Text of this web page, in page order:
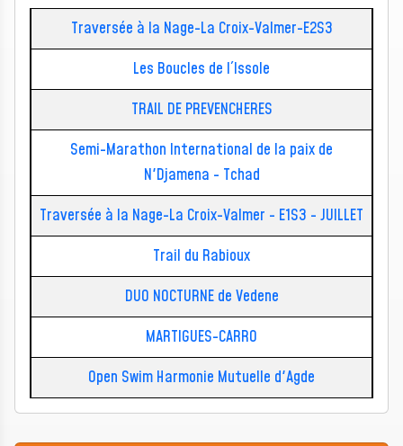
Traversée à la Nage-La Croix-Valmer-E2S3
Les Boucles de l´Issole
TRAIL DE PREVENCHERES
Semi-Marathon International de la paix de
N'Djamena - Tchad
Traversée à la Nage-La Croix-Valmer - E1S3 - JUILLET
Trail du Rabioux
DUO NOCTURNE de Vedene
MARTIGUES-CARRO
Open Swim Harmonie Mutuelle d'Agde